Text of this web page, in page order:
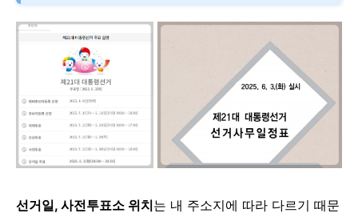
선거일, 사전투표소 위치는 내 주소지에 따라 다르기 때문